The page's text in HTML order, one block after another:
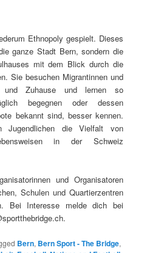
Ethnopoly gespielt. Dieses
ganze Stadt Bern, sondern die
mit dem Blick durch die
Sie besuchen Migrantinnen und
und Zuhause und lernen so
begegnen oder dessen
bekannt sind, besser kennen.
die Vielfalt von
in der Schweiz
und Organisatoren
Schulen und Quartierzentren
Bei Interesse melde dich bei
Bern, Bern Sport - The Bridge,